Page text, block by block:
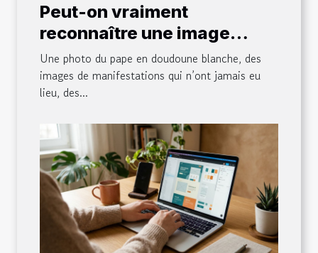
Peut-on vraiment
reconnaître une image
générée par l’IA d’un simple
coup d’œil ?
Une photo du pape en doudoune blanche, des
images de manifestations qui n’ont jamais eu
lieu, des...